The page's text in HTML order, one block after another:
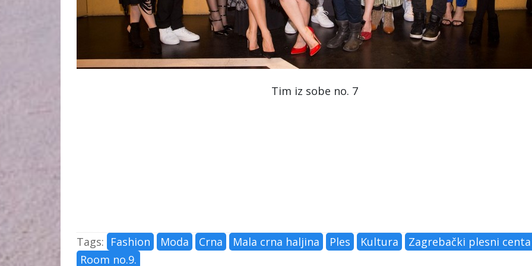
Tim iz sobe no. 7
Tags: Fashion Moda Crna Mala crna haljina Ples Kultura
Zagrebački plesni
Room no.9.